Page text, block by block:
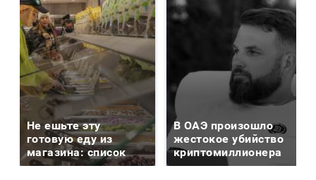
Не ешьте эту
готовую еду из
магазина: список
В ОАЭ произошло
жестокое убийство
криптомиллионера